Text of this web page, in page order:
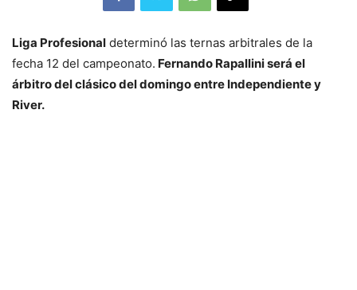
Liga Profesional determinó las ternas arbitrales de la
fecha 12 del campeonato. Fernando Rapallini será el
árbitro del clásico del domingo entre Independiente y
River.